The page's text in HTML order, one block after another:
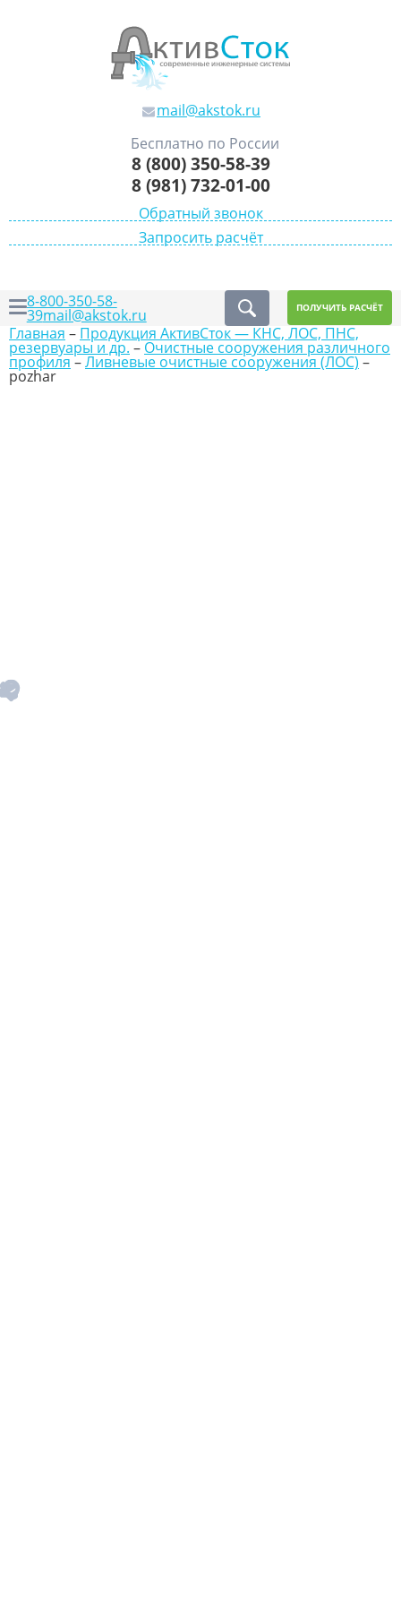
mail@akstok.ru
Бесплатно по России
8 (800) 350-58-39
8 (981) 732-01-00
Обратный звонок
Запросить расчёт
8-800-350-58-
39mail@akstok.ru ПОЛУЧИТЬ РАСЧЁТ
Главная – Продукция АктивСток — КНС, ЛОС, ПНС,
резервуары и др. – Очистные сооружения различного
профиля –Ливневые очистные сооружения (ЛОС) –
pozhar